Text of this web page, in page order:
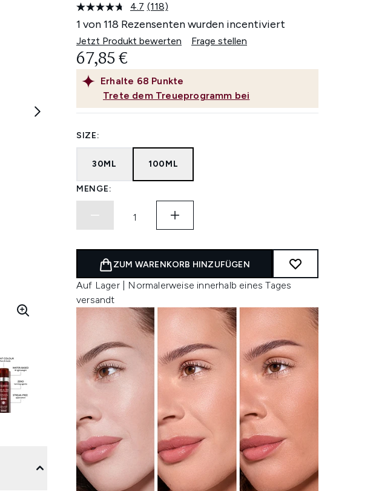
4.7 118
Bewertungen
lesen.
Link
Seite.
(118)
1 von 118 Rezensenten wurden incentiviert
Jetzt Produkt bewerten Frage stellen
Erhalte 68 Punkte
Trete dem Treueprogramm bei
67,85 €
SIZE:
30ML 100ML
MENGE:
ZUM WARENKORB HINZUFÜGEN
Auf Lager | Normalerweise innerhalb eines Tages
versandt